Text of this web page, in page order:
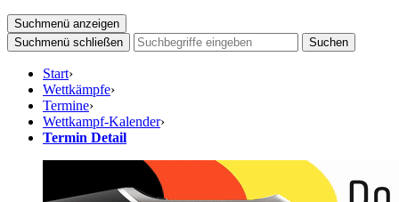
Suchmenü anzeigen
Suchmenü schließen
Suchen
Start›
Wettkämpfe›
Termine›
Wettkampf-Kalender›
Termin Detail